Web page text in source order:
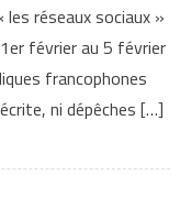
réseaux sociaux »
février au 5 février
francophones
ni dépêches […]